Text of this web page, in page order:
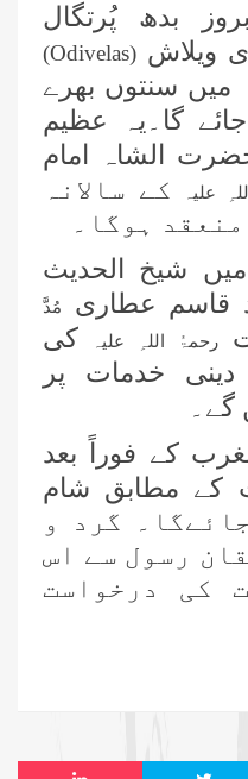
ویلاش(
Odivelas
)
میں سنتوں بھرے
جائے گا۔یہ عظیم
الشاہ امام
علیہ
کے سالانہ
ہوگا۔
شیخ الحدیث
قاسم عطاری
مُدَّ
رحمۃُ اللہِ علیہ کی
خدمات پر
گے۔
کے فوراً بعد
کے مطابق شام
گرد و
رسول سے اس
کی درخواست
نیو کاسل کی ذمہ دار اسلامی بہنوں کا
مدنی مشورہ
سڈنی نگران کے ہمراہ اہم مدنی مشورہ
وکٹوریا نگران کے ہمراہ میٹنگ
شعبہ کفن دفن انٹرنیشنل افئیرز کے
تحت مارچ 2026ء کی ماہانہ کارکردگی
نیوزی لینڈ کی ذمہ دار اسلامی بہنوں کا